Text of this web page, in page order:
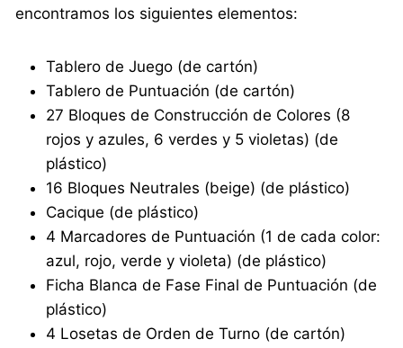
encontramos los siguientes elementos:
Tablero de Juego (de cartón)
Tablero de Puntuación (de cartón)
27 Bloques de Construcción de Colores (8
rojos y azules, 6 verdes y 5 violetas) (de
plástico)
16 Bloques Neutrales (beige) (de plástico)
Cacique (de plástico)
4 Marcadores de Puntuación (1 de cada color:
azul, rojo, verde y violeta) (de plástico)
Ficha Blanca de Fase Final de Puntuación (de
plástico)
4 Losetas de Orden de Turno (de cartón)